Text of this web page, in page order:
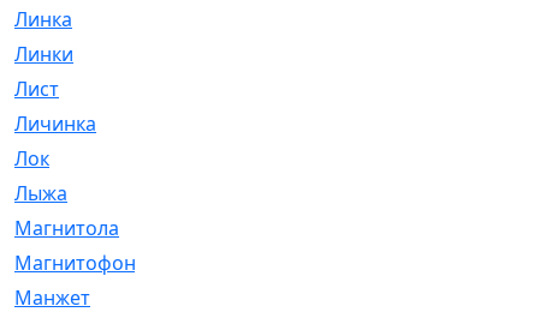
Линка
Линки
Лист
Личинка
Лок
Лыжа
Магнитола
Магнитофон
Манжет